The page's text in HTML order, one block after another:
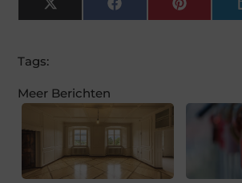
X
(Twitter)
FacebookPinterest
Tags:
Meer Berichten